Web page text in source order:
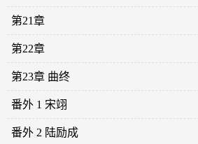
第21章
第22章
第23章 曲终
番外 1 宋翊
番外 2 陆励成